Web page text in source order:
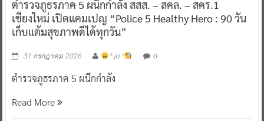
ตำรวจภูธรภาค 5 ผนึกกำลัง สสส. – สคล. – สคร.1
เชียงใหม่ เปิดแคมเปญ “Police 5 Healthy Hero : 90 วัน
เก็บแต้มสุขภาพดีได้ทุกวัน”
31 กรกฎาคม 2026 ^ jo ^ 0
ตำรวจภูธรภาค 5 ผนึกกำลัง
Read More